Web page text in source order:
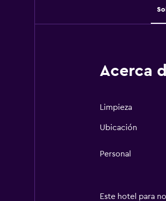
Acerca
Limpieza
Ubicación
Personal
Este hotel para